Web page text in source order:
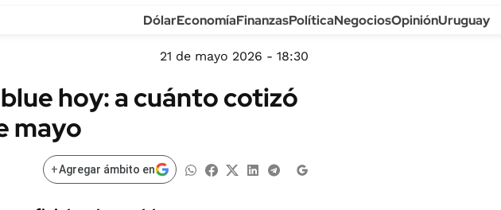
Sustentabilidad
ENERGY REPORT
POLÍTICA
TECNOLOGÍA
MÉXICO
MUNDO
DólarEconomíaFinanzasPolíticaNegociosOpiniónUruguay
21 de mayo 2026 - 18:30
hoy: a cuánto cotizó
mayo
+Agregar ámbito en